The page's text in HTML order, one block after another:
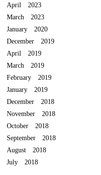
April 2023
March 2023
January 2020
December 2019
April 2019
March 2019
February 2019
January 2019
December 2018
November 2018
October 2018
September 2018
August 2018
July 2018